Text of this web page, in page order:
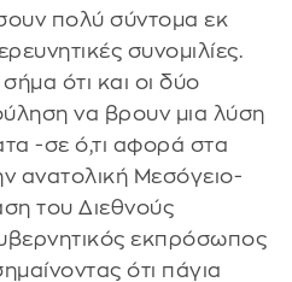
πολύ σύντομα εκ
συνομιλίες.
ότι και οι δύο
να βρουν μια λύση
-σε ό,τι αφορά στα
ανατολική Μεσόγειο-
του Διεθνούς
εκπρόσωπος
ότι πάγια